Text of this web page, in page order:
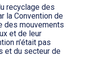
recyclage des
la Convention de
des mouvements
et de leur
n’était pas
et du secteur de